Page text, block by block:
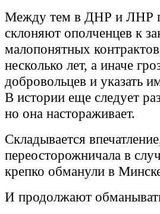
Между тем в ДНР и ЛНР
склоняют ополченцев к
малопонятных
несколько лет, а иначе
добровольцев и указать
В истории еще следует
но она настораживает.
Складывается
переосторожничала в
крепко обманули в
И продолжают